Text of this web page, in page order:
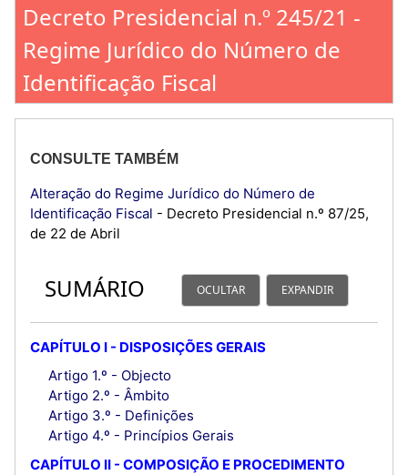
Decreto Presidencial n.º 245/21 -
Regime Jurídico do Número de
Identificação Fiscal
CONSULTE TAMBÉM
Alteração do Regime Jurídico do Número de
Identificação Fiscal - Decreto Presidencial n.º 87/25,
de 22 de Abril
SUMÁRIO OCULTAR EXPANDIR
CAPÍTULO I - DISPOSIÇÕES GERAIS
Artigo 1.º - Objecto
Artigo 2.º - Âmbito
Artigo 3.º - Definições
Artigo 4.º - Princípios Gerais
CAPÍTULO II - COMPOSIÇÃO E PROCEDIMENTO